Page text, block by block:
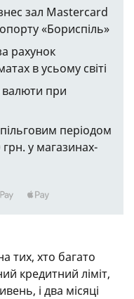
зал Mastercard
«Бориспіль»
рахунок
в усьому світі
валюти при
періодом
грн. у магазинах-
тих, хто багато
кредитний ліміт,
і два місяці